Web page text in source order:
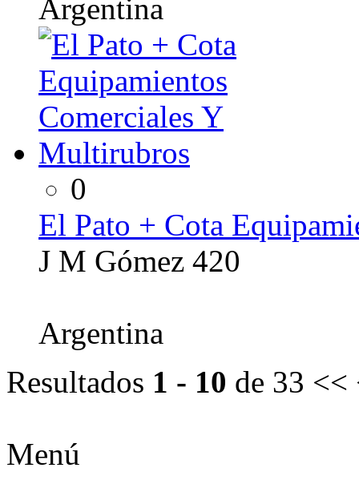
Argentina
0
El Pato + Cota
J M Gómez 420
Argentina
Resultados 1 - 10 de 33 <<
Menú